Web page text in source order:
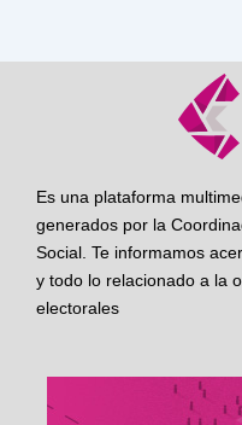
Es una plataforma
generados por la
Social. Te informamos
y todo lo relacionado a la
electorales